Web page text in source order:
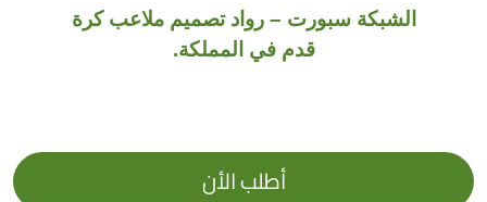
الشبكة سبورت – رواد تصميم ملاعب كرة
قدم في المملكة.
أطلب الأن